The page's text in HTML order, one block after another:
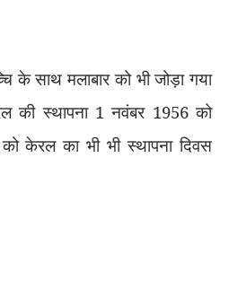
के साथ मलाबार को भी जोड़ा गया
की स्थापना 1 नवंबर 1956 को
केरल का भी भी स्थापना दिवस